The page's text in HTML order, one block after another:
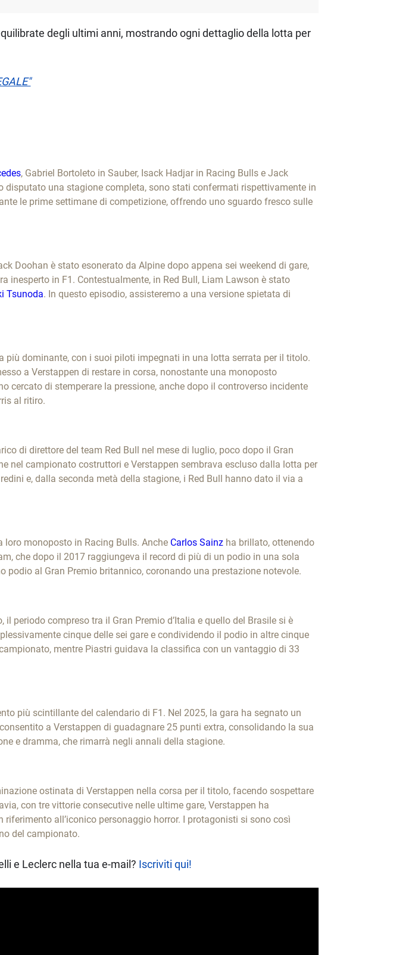
degli ultimi anni, mostrando ogni dettaglio della lotta per
, Gabriel Bortoleto in Sauber, Isack Hadjar in Racing Bulls e Jack
disputato una stagione completa, sono stati confermati rispettivamente in
le prime settimane di competizione, offrendo uno sguardo fresco sulle
Doohan è stato esonerato da Alpine dopo appena sei weekend di gare,
inesperto in F1. Contestualmente, in Red Bull, Liam Lawson è stato
Tsunoda. In questo episodio, assisteremo a una versione spietata di
più dominante, con i suoi piloti impegnati in una lotta serrata per il titolo.
a Verstappen di restare in corsa, nonostante una monoposto
cercato di stemperare la pressione, anche dopo il controverso incidente
al ritiro.
di direttore del team Red Bull nel mese di luglio, poco dopo il Gran
nel campionato costruttori e Verstappen sembrava escluso dalla lotta per
e, dalla seconda metà della stagione, i Red Bull hanno dato il via a
loro monoposto in Racing Bulls. Anche Carlos Sainzha brillato, ottenendo
che dopo il 2017 raggiungeva il record di più di un podio in una sola
al Gran Premio britannico, coronando una prestazione notevole.
periodo compreso tra il Gran Premio d’Italia e quello del Brasile si è
cinque delle sei gare e condividendo il podio in altre cinque
mentre Piastri guidava la classifica con un vantaggio di 33
più scintillante del calendario di F1. Nel 2025, la gara ha segnato un
a Verstappen di guadagnare 25 punti extra, consolidando la sua
e dramma, che rimarrà negli annali della stagione.
ostinata di Verstappen nella corsa per il titolo, facendo sospettare
con tre vittorie consecutive nelle ultime gare, Verstappen ha
all’iconico personaggio horror. I protagonisti si sono così
del campionato.
e Leclerc nella tua e-mail? Iscriviti qui!